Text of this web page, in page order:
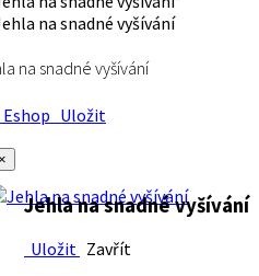
na snadné vyšívání
Uložit
Jehla na snadné vyšívání
Uložit Zavřít